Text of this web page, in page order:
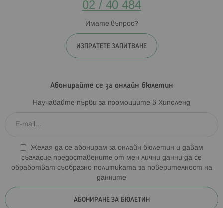
02 / 40 484
Имате въпрос?
ИЗПРАТЕТЕ ЗАПИТВАНЕ
Абонирайте се за онлайн бюлетин
Научавайте първи за промоциите в Хиполенд
Желая да се абонирам за онлайн бюлетин и давам
съгласие предоставените от мен лични данни да се
обработват съобразно политиката за поверителност на
данните
АБОНИРАНЕ ЗА БЮЛЕТИН